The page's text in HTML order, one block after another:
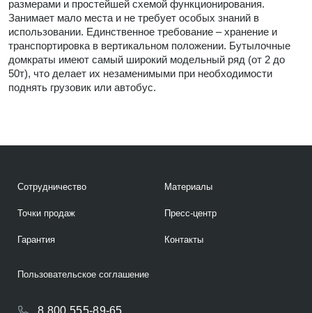
размерами и простейшей схемой функционирования.
Занимает мало места и не требует особых знаний в
использовании. Единственное требование – хранение и
транспортировка в вертикальном положении. Бутылочные
домкраты имеют самый широкий модельный ряд (от 2 до
50т), что делает их незаменимыми при необходимости
поднять грузовик или автобус.
Сотрудничество
Точки продаж
Гарантия
Материалы
Пресс-центр
Контакты
8 800 555-89-65
Пользовательское соглашение